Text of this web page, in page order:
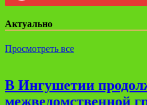
Актуально
Просмотреть все
В Ингушетии
межведомственной